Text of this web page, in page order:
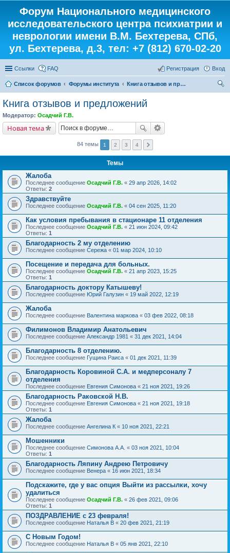
Форум Национального медицинского
исследовательского центра психиатрии и
неврологии имени В.М. Бехтерева, СПб,
ул. Бехтерева, д.3, тел: +7 (812) 670-02-20
Ссылки FAQ Вход
Регистрация
Список форумов Форумы института
Книга отзывов и предложений
Книга отзывов и предложений
Модератор: Осадчий Г.В.
Новая тема
84 темы 1 2 3 4
Темы
Жалоба
Последнее сообщение Осадчий Г.В. « 29 апр 2026, 14:02
Ответы: 2
Здравствуйте
Последнее сообщение Осадчий Г.В. « 04 сен 2025, 11:20
Как условия пребывания в стационаре 11 отделения
Последнее сообщение Осадчий Г.В. « 21 июн 2024, 09:42
Ответы: 1
Благодарность 2 му отделению
Последнее сообщение Сережа « 01 мар 2024, 10:10
Посещение и передача для больных.
Последнее сообщение Осадчий Г.В. « 21 апр 2023, 15:25
Ответы: 1
Благодарность доктору Катышеву!
Последнее сообщение Юрий Галузин « 19 май 2022, 12:19
Жалоба
Последнее сообщение Валентина маркова « 03 фев 2022, 08:18
Филимонов Владимир Анатольевич
Последнее сообщение Александр 1981 « 31 дек 2021, 14:04
Благодарность 8 отделению.
Последнее сообщение Гущина Раиса « 01 дек 2021, 11:39
Благодарность Коровиной С.А. и медперсоналу 7
отделения
Последнее сообщение Евгения Симонова « 21 ноя 2021, 19:26
Благодарность Раковской Н.В.
Последнее сообщение Евгения Симонова « 21 ноя 2021, 19:18
Ответы: 1
Жалоба
Последнее сообщение Ангелина К « 10 ноя 2021, 22:21
Мошенники
Последнее сообщение Симонова А.А. « 03 ноя 2021, 10:04
Ответы: 1
Благодарность Ляпину Андрею Петровичу
Последнее сообщение Венера « 16 июн 2021, 18:34
Подскажите, где у вас опция Выйти из рассылки, хочу
удалиться
Последнее сообщение Осадчий Г.В. « 26 фев 2021, 09:06
Ответы: 1
ПОЗДРАВЛЕНИЕ с 23 февраля!
Последнее сообщение Наталья В « 20 фев 2021, 21:19
С Новым Годом!
Последнее сообщение Наталья В « 05 янв 2021, 22:10